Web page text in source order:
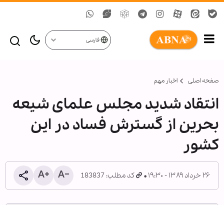
فارسی
صفحه اصلی اخبار مهم
انتقاد شدید مجلس علمای شیعه
بحرین از گسترش فساد در این
کشور
۲۶ خرداد ۱۳۸۹ - ۱۹:۳۰ کد مطلب: 183837